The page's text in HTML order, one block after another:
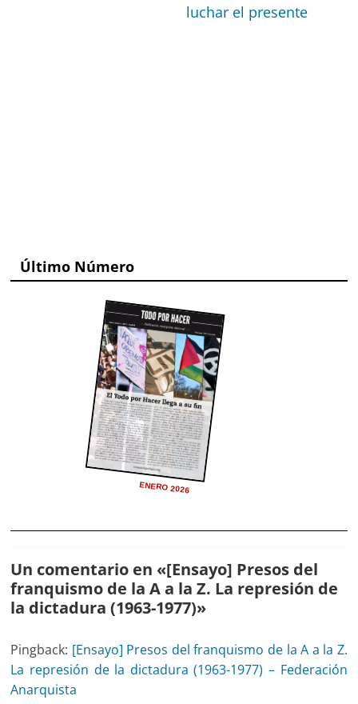
luchar el presente
Último Número
ENERO 2026
Un comentario en «[Ensayo] Presos del
franquismo de la A a la Z. La represión de
la dictadura (1963-1977)»
Pingback: [Ensayo] Presos del franquismo de la A a la Z.
La represión de la dictadura (1963-1977) – Federación
Anarquista